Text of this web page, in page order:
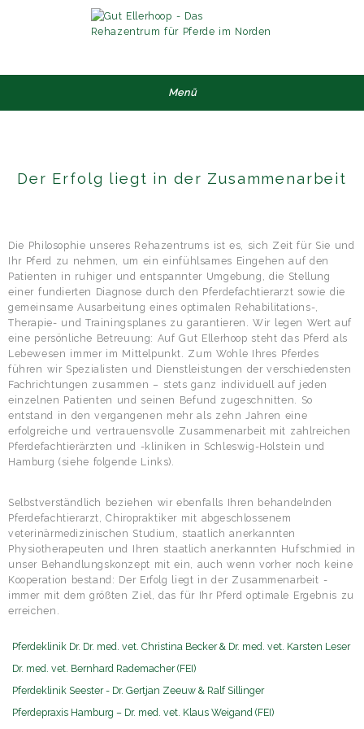
Ellerhoop
Laufbandtraining
Blutegeltherapie
Akupunktur
Homöopathie
Hufbeschlag
Täglicher
Reha-
Service
Dr.
Green
&
Dr.
Time
Team
Philosophie
&
Partner
Referenzen
Galerie
Menü
Der Erfolg liegt in der Zusammenarbeit
Die Philosophie unseres Rehazentrums ist es, sich Zeit für Sie und
Ihr Pferd zu nehmen, um ein einfühlsames Eingehen auf den
Patienten in ruhiger und entspannter Umgebung, die Stellung
einer fundierten Diagnose durch den Pferdefachtierarzt sowie die
gemeinsame Ausarbeitung eines optimalen Rehabilitations-,
Therapie- und Trainingsplanes zu garantieren. Wir legen Wert auf
eine persönliche Betreuung: Auf Gut Ellerhoop steht das Pferd als
Lebewesen immer im Mittelpunkt. Zum Wohle Ihres Pferdes
führen wir Spezialisten und Dienstleistungen der verschiedensten
Fachrichtungen zusammen – stets ganz individuell auf jeden
einzelnen Patienten und seinen Befund zugeschnitten. So
entstand in den vergangenen mehr als zehn Jahren eine
erfolgreiche und vertrauensvolle Zusammenarbeit mit zahlreichen
Pferdefachtierärzten und -kliniken in Schleswig-Holstein und
Hamburg (siehe folgende Links).
Selbstverständlich beziehen wir ebenfalls Ihren behandelnden
Pferdefachtierarzt, Chiropraktiker mit abgeschlossenem
veterinärmedizinischen Studium, staatlich anerkannten
Physiotherapeuten und Ihren staatlich anerkannten Hufschmied in
unser Behandlungskonzept mit ein, auch wenn vorher noch keine
Kooperation bestand: Der Erfolg liegt in der Zusammenarbeit -
immer mit dem größten Ziel, das für Ihr Pferd optimale Ergebnis zu
erreichen.
Pferdeklinik Dr. Dr. med. vet. Christina Becker & Dr. med. vet. Karsten Leser
Dr. med. vet. Bernhard Rademacher (FEI)
Pferdeklinik Seester - Dr. Gertjan Zeeuw & Ralf Sillinger
Pferdepraxis Hamburg – Dr. med. vet. Klaus Weigand (FEI)